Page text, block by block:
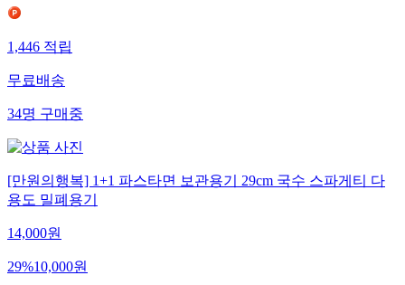
1,446적립
무료배송
34명구매중
[만원의행복] 1+1 파스타면 보관용기 29cm 국수 스파게티 다
용도 밀폐용기
14,000원
29%10,000원